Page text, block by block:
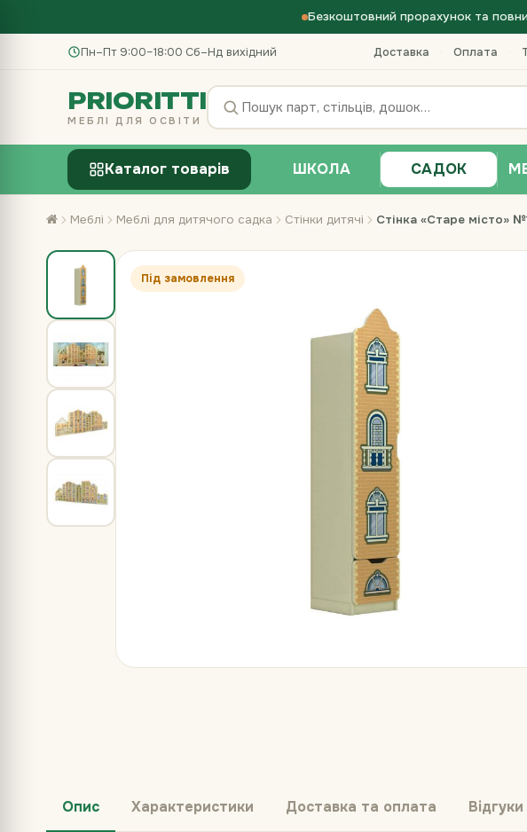
Безкоштовний прорахунок та
Пн–Пт 9:00–18:00·Сб–Нд вихідний Доставка · Оплата ·
PRIORITTI
МЕБЛІ ДЛЯ ОСВІТИ
Каталог товарів ШКОЛА САДОК
Меблі Меблі для дитячого садка Стінки дитячі Стінка «Старе місто»
Під замовлення
Опис Характеристики Доставка та оплата Відгуки